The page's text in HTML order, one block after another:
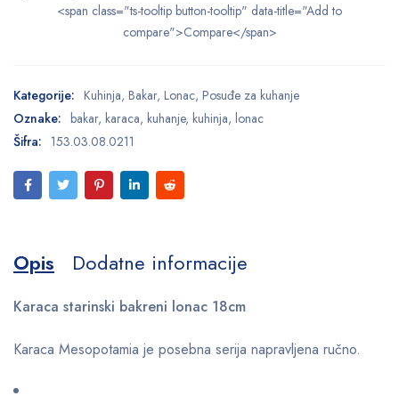
<span class="ts-tooltip button-tooltip" data-title="Add to
compare">Compare</span>
Kategorije: Kuhinja, Bakar, Lonac, Posuđe za kuhanje
Oznake: bakar, karaca, kuhanje, kuhinja, lonac
Šifra: 153.03.08.0211
Opis Dodatne informacije
Karaca starinski bakreni lonac 18cm
Karaca Mesopotamia je posebna serija napravljena ručno.